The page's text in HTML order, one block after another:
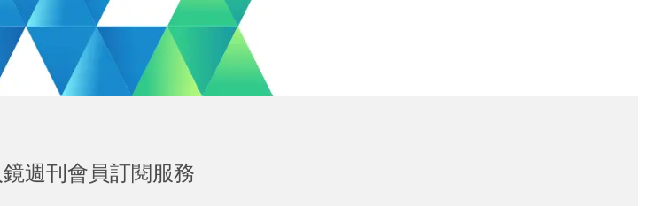
週刊會員訂閱服務